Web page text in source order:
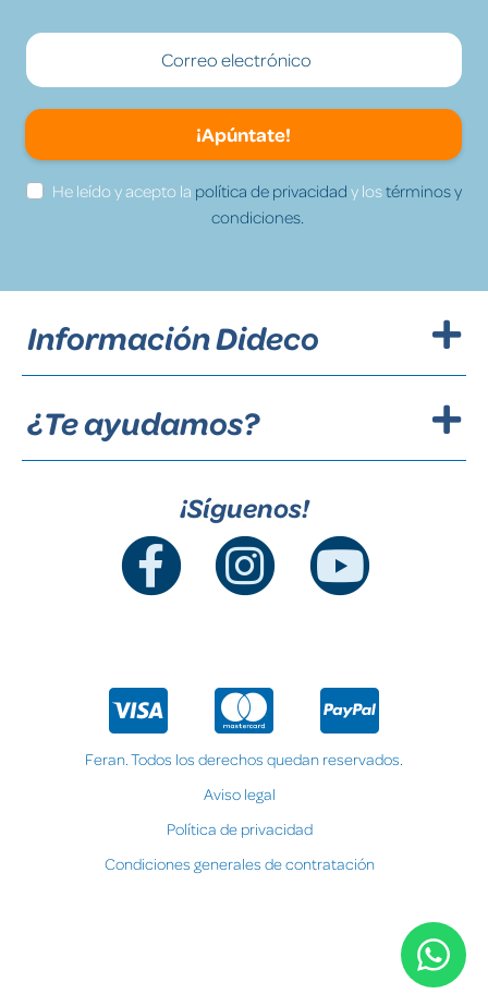
¡Apúntate!
He leído y acepto la política de privacidad y lostérminos y
condiciones.
Información Dideco
¿Te ayudamos?
¡Síguenos!
Feran. Todos los derechos quedan reservados.
Aviso legal
Política de privacidad
Condiciones generales de contratación